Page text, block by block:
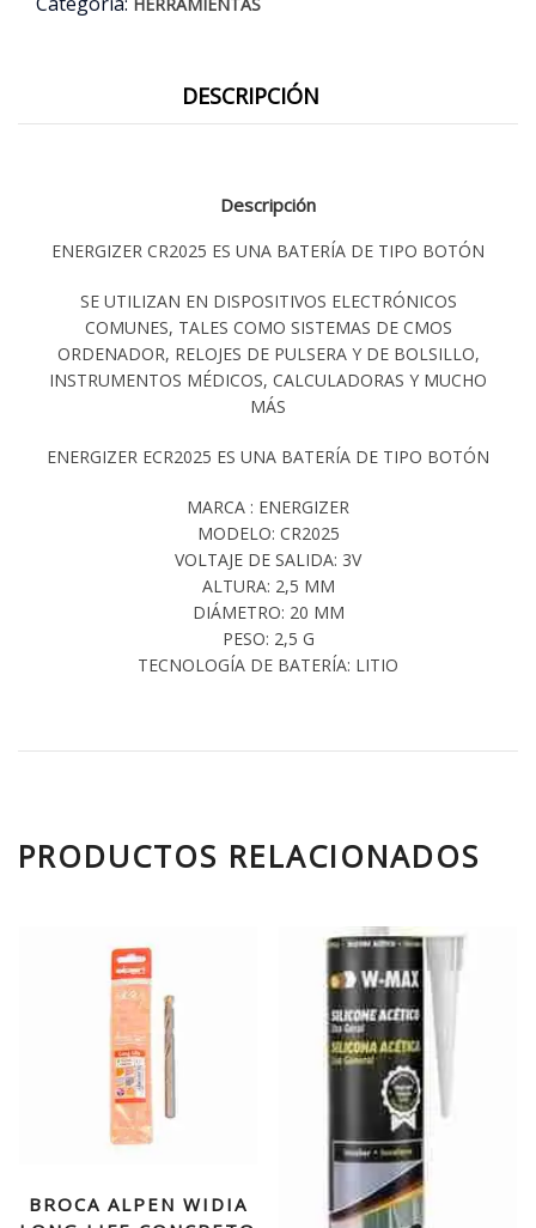
DESCRIPCIÓN
Descripción
ENERGIZER CR2025 ES UNA BATERÍA DE TIPO BOTÓN
SE UTILIZAN EN DISPOSITIVOS ELECTRÓNICOS
COMUNES, TALES COMO SISTEMAS DE CMOS
ORDENADOR, RELOJES DE PULSERA Y DE BOLSILLO,
INSTRUMENTOS MÉDICOS, CALCULADORAS Y MUCHO
MÁS
ENERGIZER ECR2025 ES UNA BATERÍA DE TIPO BOTÓN
MARCA : ENERGIZER
MODELO: CR2025
VOLTAJE DE SALIDA: 3V
ALTURA: 2,5 MM
DIÁMETRO: 20 MM
PESO: 2,5 G
TECNOLOGÍA DE BATERÍA: LITIO
PRODUCTOS RELACIONADOS
BROCA ALPEN WIDIA